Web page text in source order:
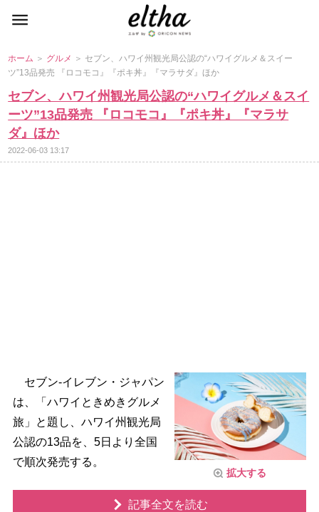
ホーム ＞ グルメ ＞ セブン、ハワイ州観光局公認の“ハワイグルメ＆スイー
ツ”13品発売 『ロコモコ』『ポキ丼』『マラサダ』ほか
セブン、ハワイ州観光局公認の“ハワイグルメ＆スイ
ーツ”13品発売 『ロコモコ』『ポキ丼』『マラサ
ダ』ほか
2022-06-03 13:17
拡大する
セブン‐イレブン・ジャパン
は、「ハワイときめきグルメ
旅」と題し、ハワイ州観光局
公認の13品を、5日より全国
で順次発売する。
記事全文を読む